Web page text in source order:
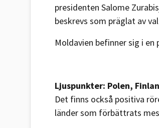
presidenten Salome
beskrevs som präglat av
Moldavien befinner sig i
Ljuspunkter: Polen,
Det finns också positiva
länder som förbättrats